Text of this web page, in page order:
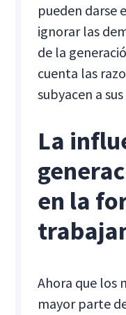
pueden darse
ignorar las
de la
cuenta las
subyacen a
La
en la
Ahora que los
mayor parte